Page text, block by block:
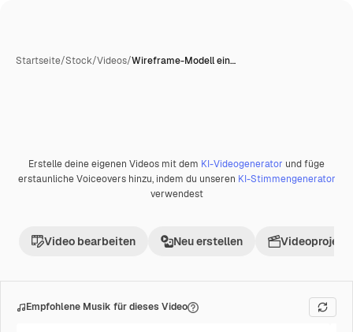
Startseite/Stock/Videos/Wireframe-Modell ein…
Premium
Erstelle deine eigenen Videos mit dem KI-Videogenerator und füge
erstaunliche Voiceovers hinzu, indem du unseren KI-Stimmengenerator
verwendest
Video bearbeiten Neu erstellen Videoprojekt
Empfohlene Musik für dieses Video